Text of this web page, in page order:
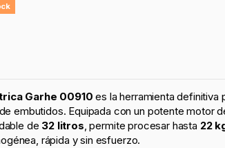
Garhe 00910 es la herramienta definitiva
embutidos. Equipada con un potente motor
de 32 litros, permite procesar hasta 22
rápida y sin esfuerzo.